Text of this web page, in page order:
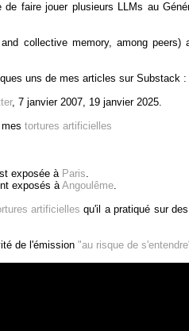
faire jouer plusieurs LLMs au
collective memory, among peers)
uns de mes articles sur Substack :
, 7 janvier 2007, 19 janvier 2025.
tortures artificielles
exposée à Paris.
exposés àAngoulême.
artificielles qu'il a pratiqué sur
de l'émission "au risque de